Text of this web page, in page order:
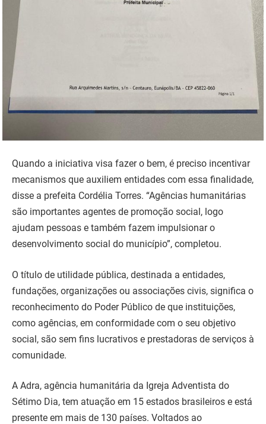
Quando a iniciativa visa fazer o bem, é preciso incentivar
mecanismos que auxiliem entidades com essa finalidade,
disse a prefeita Cordélia Torres. “Agências humanitárias
são importantes agentes de promoção social, logo
ajudam pessoas e também fazem impulsionar o
desenvolvimento social do município”, completou.
O título de utilidade pública, destinada a entidades,
fundações, organizações ou associações civis, significa o
reconhecimento do Poder Público de que instituições,
como agências, em conformidade com o seu objetivo
social, são sem fins lucrativos e prestadoras de serviços à
comunidade.
A Adra, agência humanitária da Igreja Adventista do
Sétimo Dia, tem atuação em 15 estados brasileiros e está
presente em mais de 130 países. Voltados ao